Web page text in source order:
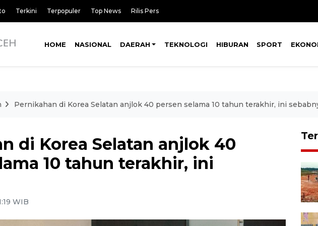
Terkini Terpopuler Top News Rilis Pers
HOME NASIONAL DAERAH TEKNOLOGI HIBURAN SPORT
Pernikahan di Korea Selatan anjlok 40 persen selama 10 tahun terakhir, ini
di Korea Selatan anjlok 40
10 tahun terakhir, ini
WIB